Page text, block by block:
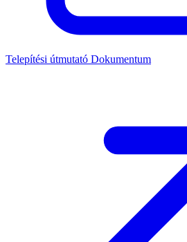
Telepítési útmutató Dokumentum